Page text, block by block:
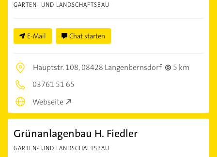
GARTEN- UND LANDSCHAFTSBAU
E-Mail Chat starten
Hauptstr. 108,08428 Langenbernsdorf
5 km
03761 51 65
Webseite
Grünanlagenbau H. Fiedler
GARTEN- UND LANDSCHAFTSBAU